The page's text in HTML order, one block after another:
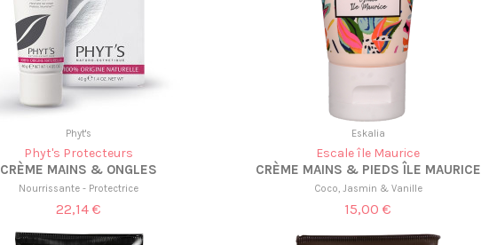
Phyt's
Phyt's Protecteurs
CRÈME MAINS & ONGLES
Nourrissante - Protectrice
22,14 €
Eskalia
Escale île Maurice
CRÈME MAINS & PIEDS ÎLE MAURICE
Coco, Jasmin & Vanille
15,00 €